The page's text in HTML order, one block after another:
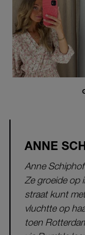
ANNE
Anne
Ze groeide op
straat kunt
vluchtte op
toen